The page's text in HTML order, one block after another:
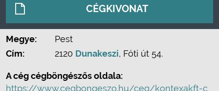
CÉGKIVONAT
Megye:
Pest
Cím:
2120 Dunakeszi, Fóti út 54.
A cég cégböngészős oldala:
https://www.cegbongeszo.hu/ceg/kontexakft-c